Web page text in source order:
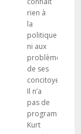
rien à
la
politique
ni aux
problèmes
de ses
concitoyens.
Il n’a
pas de
programme.
Kurt